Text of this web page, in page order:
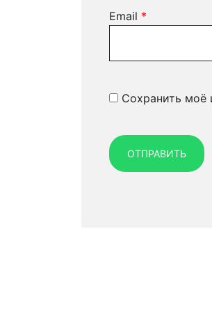
Email *
Сохранить моё